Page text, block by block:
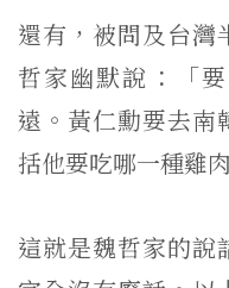
還有，被問及台灣
哲家幽默說：「
遠。黃仁勳要去南
括他要吃哪一種雞
這就是魏哲家的說